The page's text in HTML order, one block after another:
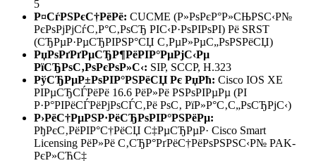
5
Р¤СѓРЅРєС†РёРё: CUCME (Р»РѕРєР°Р»СЊРЅС‹Р№
РєРѕРјРјСѓС‚Р°С‚РѕСЂ РІС‹Р·РѕРІРѕРІ) Рё SRST
(СЂРµР·РµСЂРІРЅР°СЏ С‚РµР»РµС„РѕРЅРёСЏ)
РџРѕРґРґРµСЂР¶РёРІР°РµРјС‹Рµ
РїСЂРѕС‚РѕРєРѕР»С‹: SIP, SCCP, H.323
РўСЂРµР±РѕРІР°РЅРёСЏ Рє РџРћ: Cisco IOS XE
РІРµСЂСЃРёРё 16.6 РёР»Рё РЅРѕРІРµРµ (РІ
Р·Р°РІРёСЃРёРјРѕСЃС‚Рё РѕС‚ РїР»Р°С‚С„РѕСЂРјС‹)
Р›РёС†РµРЅР·РёСЂРѕРІР°РЅРёРµ:
РђРєС‚РёРІР°С†РёСЏ С‡РµСЂРµР· Cisco Smart
Licensing РёР»Рё С‚СЂР°РґРёС†РёРѕРЅРЅС‹Р№ PAK-
РєР»СЋС‡